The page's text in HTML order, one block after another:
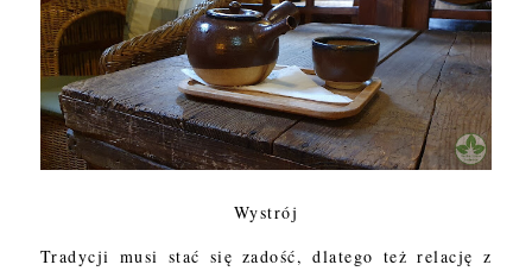
Wystrój
Tradycji musi stać się zadość, dlatego też relację z